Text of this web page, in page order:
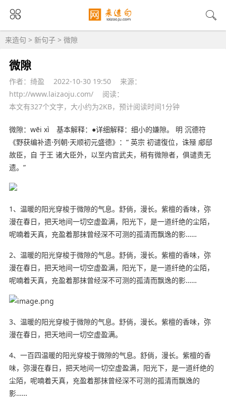
来造句 > 新句子 > 微隙
微隙
作者：绮盈 2022-10-30 19:50
来源：
http://www.laizaoju.com/
阅读：
本文有327个文字，大小约为2KB，预计阅读时间1分钟
微隙：wēi xì 基本解释：●详细解释：细小的嫌隙。 明 沉德符
《野获编补遗·列朝·天顺初元盛德》：“ 英宗 初谴復位，诛殛 郕邸
故臣，自 于王 诸大臣外， 以至内官武夫，稍有微隙者，俱谴责无
遗。”
1、温暖的阳光穿梭于微隙的气息。舒倘，漫长。紫檀的香味，弥
漫在春日，把天地间一切空虚盈满，阳光下，是一道纤绝的尘陌，
呢喃着天真，充盈着那抹曾经深不可测的孤清而飘逸的影……
2、温暖的阳光穿梭于微隙的气息。舒倘，漫长。紫檀的香味，弥
漫在春日，把天地间一切空虚盈满，阳光下，是一道纤绝的尘陌，
呢喃着天真，充盈着那抹曾经深不可测的孤清而飘逸的影……
3、温暖的阳光穿梭于微隙的气息。舒倘，漫长。紫檀的香味，弥
漫在春日，把天地间一切空虚盈满。
4、一百四温暖的阳光穿梭于微隙的气息。舒倘，漫长。紫檀的香
味，弥漫在春日，把天地间一切空虚盈满，阳光下，是一道纤绝的
尘陌，呢喃着天真，充盈着那抹曾经深不可测的孤清而飘逸的
影……